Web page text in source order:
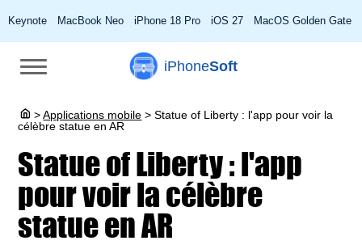
Keynote MacBook Neo iPhone 18 Pro iOS 27 MacOS Golden Gate
iPhoneSoft
> Applications mobile > Statue of Liberty : l'app pour voir la
célèbre statue en AR
Statue of Liberty : l'app
pour voir la célèbre
statue en AR